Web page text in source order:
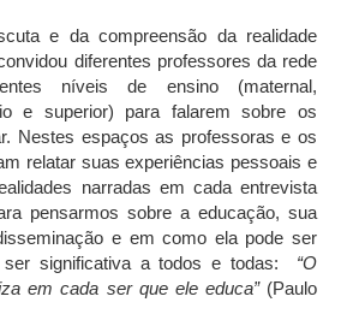
e da compreensão da realidade
diferentes professores da rede
níveis de ensino (maternal,
e superior) para falarem sobre os
Nestes espaços as professoras e os
relatar suas experiências pessoais e
narradas em cada entrevista
pensarmos sobre a educação, sua
e em como ela pode ser
ser significativa a todos e todas:
“O
em cada ser que ele educa” (Paulo